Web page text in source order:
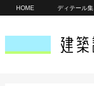
HOME ディテール集